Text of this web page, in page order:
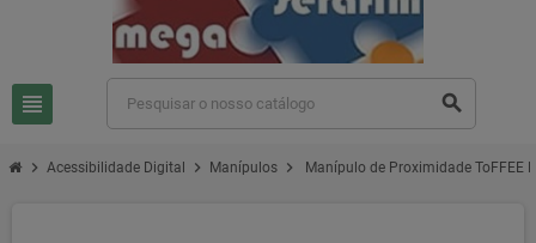
view_headline search
chevron_right Acessibilidade Digital chevron_right Manípulos chevron_right Manípulo de Proximidade ToFFEE